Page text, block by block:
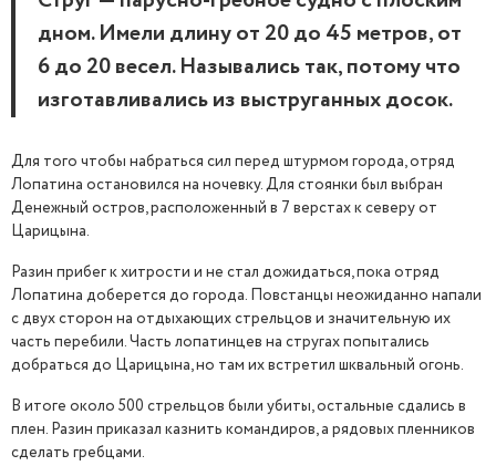
дном. Имели длину от 20 до 45 метров, от
6 до 20 весел. Назывались так, потому что
изготавливались из выструганных досок.
Для того чтобы набраться сил перед штурмом города, отряд
Лопатина остановился на ночевку. Для стоянки был выбран
Денежный остров, расположенный в 7 верстах к северу от
Царицына.
Разин прибег к хитрости и не стал дожидаться, пока отряд
Лопатина доберется до города. Повстанцы неожиданно напали
с двух сторон на отдыхающих стрельцов и значительную их
часть перебили. Часть лопатинцев на стругах попытались
добраться до Царицына, но там их встретил шквальный огонь.
В итоге около 500 стрельцов были убиты, остальные сдались в
плен. Разин приказал казнить командиров, а рядовых пленников
сделать гребцами.